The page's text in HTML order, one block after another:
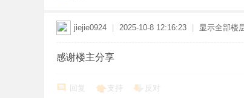
jiejie0924 2025-10-8 12:16:23 显示全部楼
感谢楼主分享
回复 支持 反对